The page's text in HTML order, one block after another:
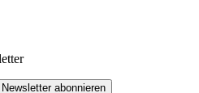
Newsletter abonnieren